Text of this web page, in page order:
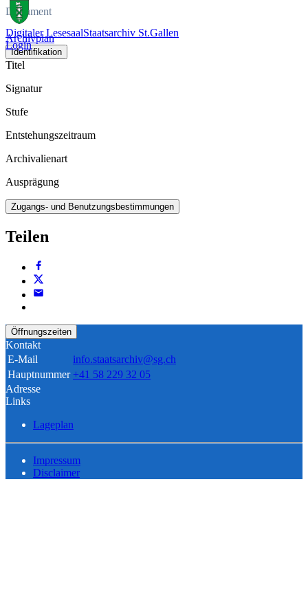
Digitaler LesesaalStaatsarchiv St.Gallen
Login
Dokument
Archivplan
Identifikation
Titel
Signatur
Stufe
Entstehungszeitraum
Archivalienart
Ausprägung
Zugangs- und Benutzungsbestimmungen
Teilen
Öffnungszeiten
Kontakt
E-Mail
info.staatsarchiv@sg.ch
Hauptnummer +41 58 229 32 05
Adresse
Links
Lageplan
Impressum
Disclaimer